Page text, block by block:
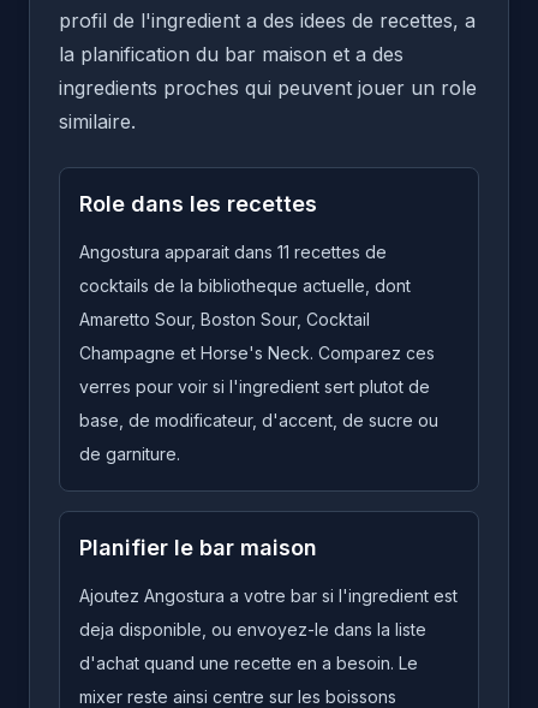
profil de l'ingredient a des idees de recettes, a
la planification du bar maison et a des
ingredients proches qui peuvent jouer un role
similaire.
Role dans les recettes
Angostura apparait dans 11 recettes de
cocktails de la bibliotheque actuelle, dont
Amaretto Sour, Boston Sour, Cocktail
Champagne et Horse's Neck. Comparez ces
verres pour voir si l'ingredient sert plutot de
base, de modificateur, d'accent, de sucre ou
de garniture.
Planifier le bar maison
Ajoutez Angostura a votre bar si l'ingredient est
deja disponible, ou envoyez-le dans la liste
d'achat quand une recette en a besoin. Le
mixer reste ainsi centre sur les boissons